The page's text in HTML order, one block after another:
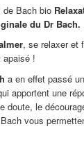
de Bach bio
du Dr Bach.
, se relaxer et
!
a en effet passé
apportent une
doute, le
vous